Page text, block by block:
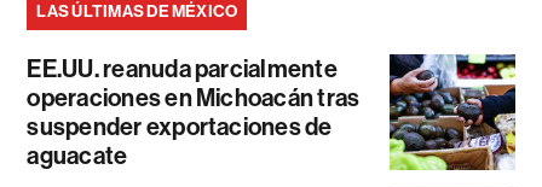
LAS ÚLTIMAS DE MÉXICO
EE.UU. reanuda parcialmente
operaciones en Michoacán tras
suspender exportaciones de
aguacate